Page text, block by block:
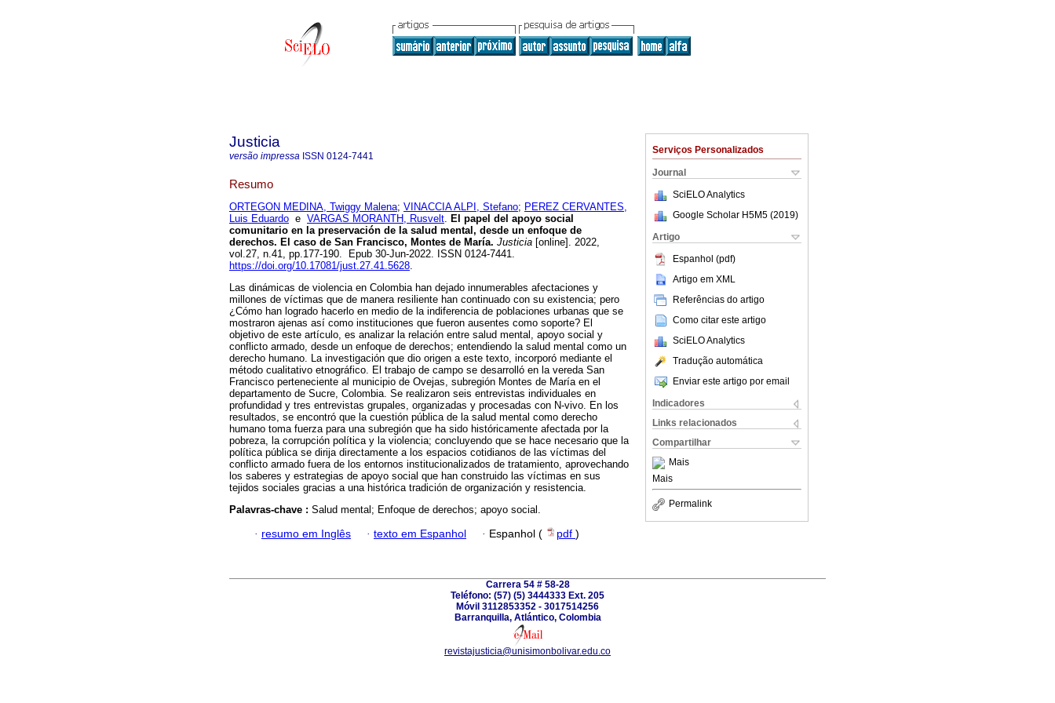
Serviços Personalizados
Journal
SciELO Analytics
Google Scholar H5M5 (2019)
Artigo
Espanhol (pdf)
Artigo em XML
Referências do artigo
Como citar este artigo
SciELO Analytics
Tradução automática
Enviar este artigo por email
Indicadores
Links relacionados
Compartilhar
Mais
Mais
Permalink
Justicia
versão impressa ISSN 0124-7441
Resumo
ORTEGON MEDINA, Twiggy Malena; VINACCIA ALPI, Stefano; PEREZ CERVANTES,
Luis Eduardo e VARGAS MORANTH, Rusvelt. El papel del apoyo social
comunitario en la preservación de la salud mental, desde un enfoque de
derechos. El caso de San Francisco, Montes de María. Justicia [online]. 2022,
vol.27, n.41, pp.177-190. Epub 30-Jun-2022. ISSN 0124-7441.
https://doi.org/10.17081/just.27.41.5628.
Las dinámicas de violencia en Colombia han dejado innumerables afectaciones y
millones de víctimas que de manera resiliente han continuado con su existencia; pero
¿Cómo han logrado hacerlo en medio de la indiferencia de poblaciones urbanas que se
mostraron ajenas así como instituciones que fueron ausentes como soporte? El
objetivo de este artículo, es analizar la relación entre salud mental, apoyo social y
conflicto armado, desde un enfoque de derechos; entendiendo la salud mental como un
derecho humano. La investigación que dio origen a este texto, incorporó mediante el
método cualitativo etnográfico. El trabajo de campo se desarrolló en la vereda San
Francisco perteneciente al municipio de Ovejas, subregión Montes de María en el
departamento de Sucre, Colombia. Se realizaron seis entrevistas individuales en
profundidad y tres entrevistas grupales, organizadas y procesadas con N-vivo. En los
resultados, se encontró que la cuestión pública de la salud mental como derecho
humano toma fuerza para una subregión que ha sido históricamente afectada por la
pobreza, la corrupción política y la violencia; concluyendo que se hace necesario que la
política pública se dirija directamente a los espacios cotidianos de las víctimas del
conflicto armado fuera de los entornos institucionalizados de tratamiento, aprovechando
los saberes y estrategias de apoyo social que han construido las víctimas en sus
tejidos sociales gracias a una histórica tradición de organización y resistencia.
Palavras-chave : Salud mental; Enfoque de derechos; apoyo social.
· resumo em Inglês · texto em Espanhol · Espanhol ( pdf )
Carrera 54 # 58-28
Teléfono: (57) (5) 3444333 Ext. 205
Móvil 3112853352 - 3017514256
Barranquilla, Atlántico, Colombia
revistajusticia@unisimonbolivar.edu.co